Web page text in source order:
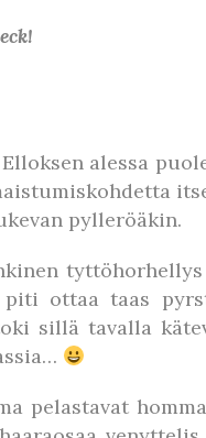
alessa
pylleröäkin.
ottaa taas
sillä tavalla
pelastavat